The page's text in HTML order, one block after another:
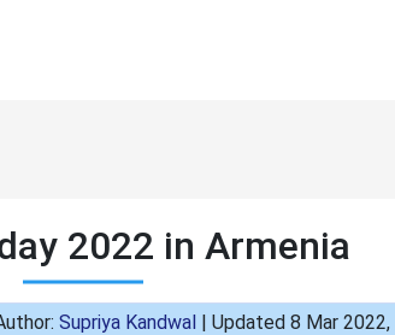
2022 in Armenia
Supriya Kandwal |Updated 8 Mar